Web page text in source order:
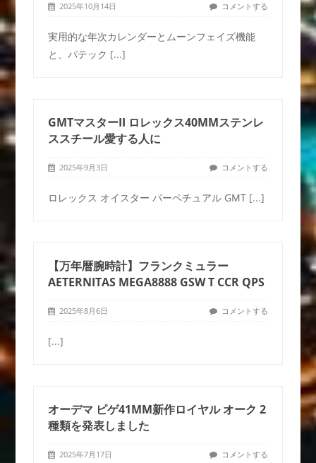
2025年10月14日 コメントする
実用的な年次カレンダーとムーンフェイズ機能
と、パテック [...]
GMTマスターII ロレックス40MMステンレ
ススチール愛する人に
2025年9月3日 コメントする
ロレックス オイスター パーペチュアル GMT [...]
【万年暦腕時計】フランクミュラー
AETERNITAS MEGA8888 GSW T CCR QPS
2025年8月6日 コメントする
[...]
オーデマ ピゲ41MM新作ロイヤル オーク 2
種類を発表しました
2025年7月17日 コメントする